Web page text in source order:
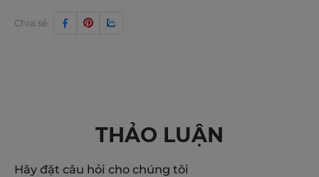
Chia sẻ
THẢO LUẬN
Hãy đặt câu hỏi cho chúng tôi